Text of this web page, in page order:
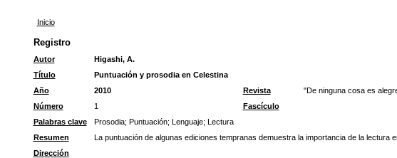
Inicio
Registro
Autor
Higashi, A.
Título
Puntuación y prosodia en Celestina
Año
2010 Revista "De ninguna cosa es
Número
1 Fascículo
Palabras clave
Prosodia; Puntuación; Lenguaje; Lectura
Resumen
La puntuación de algunas ediciones tempranas demuestra la importancia de la lectura
Dirección